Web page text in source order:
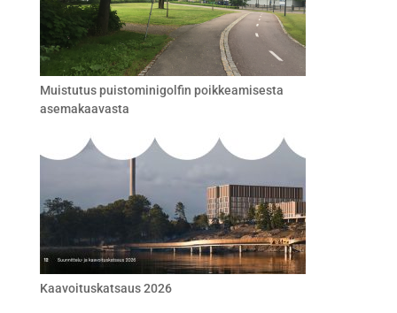
Muistutus puistominigolfin poikkeamisesta
asemakaavasta
Kaavoituskatsaus 2026